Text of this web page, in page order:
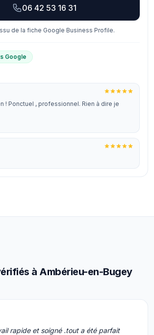
06 42 53 16 31
de la fiche Google Business Profile.
Google
! Ponctuel , professionnel. Rien à dire je
à Ambérieu-en-Bugey
rapide et soigné .tout a été parfait